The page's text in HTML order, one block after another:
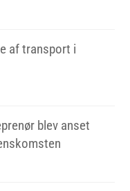
af transport i
blev anset